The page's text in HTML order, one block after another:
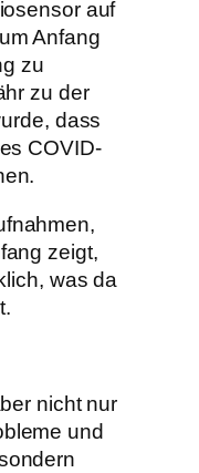
auf
Anfang
zu
zu der
dass
COVID-
zeigt,
was da
nicht nur
und